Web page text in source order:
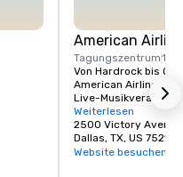
American
Tagungszentrum1
Von Hardrock bis
American Airlines
Live-
zu schweigen von
NBA und den Stars
Weiterlesen
2500 Victory Avenue
Dallas, TX, US 75219
Website besuchen